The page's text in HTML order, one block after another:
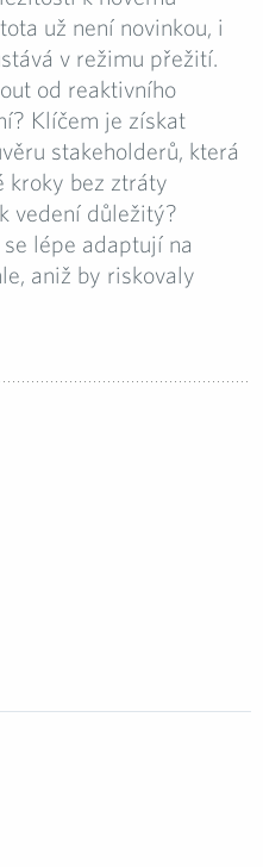
už není novinkou, i
v režimu přežití.
od reaktivního
Klíčem je získat
stakeholderů, která
kroky bez ztráty
vedení důležitý?
lépe adaptují na
aniž by riskovaly